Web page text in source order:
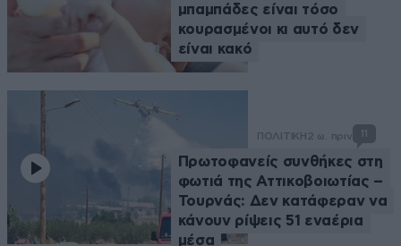
μπαμπάδες είναι τόσο
κουρασμένοι κι αυτό δεν
είναι κακό
ΠΟΛΙΤΙΚΗ 2 ω. πριν 11
Πρωτοφανείς συνθήκες στη
φωτιά της Αττικοβοιωτίας –
Τουρνάς: Δεν κατάφεραν να
κάνουν ρίψεις 51 εναέρια
μέσα